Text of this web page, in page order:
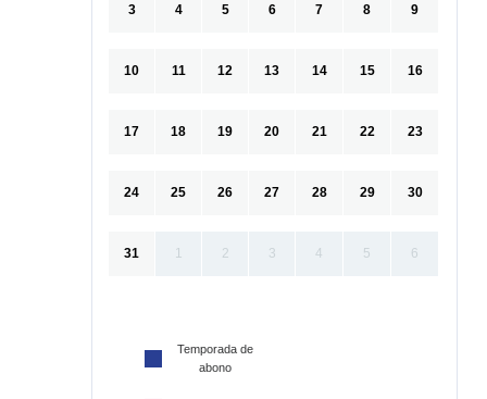
3 4 5 6 7 8 9
10 11 12 13 14 15 16
17 18 19 20 21 22 23
24 25 26 27 28 29 30
31 1 2 3 4 5 6
Temporada de
abono